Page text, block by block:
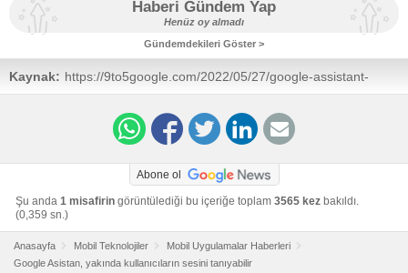
Haberi Gündem Yap
Henüz oy almadı
Gündemdekileri Göster >
Kaynak: https://9to5google.com/2022/05/27/google-assistant-
personalized-speech-recognition/
Abone ol
Şu anda 1 misafirin görüntülediği bu içeriğe toplam 3565 kez bakıldı.
(0,359 sn.)
Anasayfa Mobil Teknolojiler
Mobil Uygulamalar Haberleri
Google Asistan, yakında kullanıcıların sesini tanıyabilir